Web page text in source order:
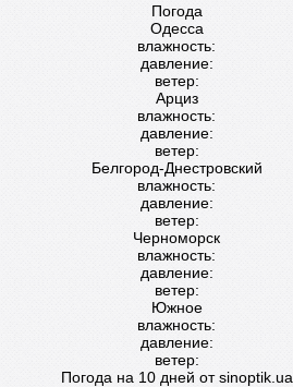
Погода
Одесса
влажность:
давление:
ветер:
Арциз
влажность:
давление:
ветер:
Белгород-Днестровский
влажность:
давление:
ветер:
Черноморск
влажность:
давление:
ветер:
Южное
влажность:
давление:
ветер:
Погода на 10 дней отsinoptik.ua